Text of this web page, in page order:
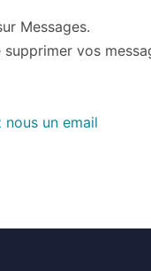
Messages.
vos
nous un email